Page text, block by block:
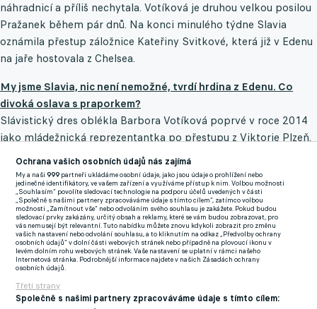
náhradnicí a příliš nechytala. Votíková je druhou velkou posilou
Pražanek během pár dnů. Na konci minulého týdne Slavia
oznámila přestup záložnice Kateřiny Svitkové, která již v Edenu
na jaře hostovala z Chelsea.
My jsme Slavia, nic není nemožné, tvrdí hrdina z Edenu. Co
divoká oslava s praporkem?
Slávistický dres oblékla Barbora Votíková poprvé v roce 2014
jako mládežnická reprezentantka po přestupu z Viktorie Plzeň.
Postupně se vypracovala na pozici jedničky nejen v týmu
Slavie, ale také v reprezentačním A-týmu žen, kde má aktuálně
na kontě více než čtyřicet odchytaných zápasů. V barvách
Slavie si zahrála třikrát čtvrtfinále Ligy mistryň, kde stála mezi
třemi tyčemi na stadionu v Edenu proti Barceloně, Wolfsburgu
nebo Bayernu Mnichov.
Naposledy se Votíková v sešívaném dresu předvedla v červnu
roku 2021, kdy odchytala remízové derby proti Spartě v
Horních Měcholupech. Její cesta pokračovala v roce 2021 jako
Ochrana vašich osobních údajů nás zajímá
My a naši999 partneři ukládáme osobní údaje, jako jsou údaje o prohlížení nebo
jedinečné identifikátory, ve vašem zařízení a využíváme přístup k nim. Volbou možnosti
„Souhlasím“ povolíte sledovací technologie na podporu účelů uvedených v části
„Společně s našimi partnery zpracováváme údaje s tímto cílem“, zatímco volbou
možnosti „Zamítnout vše“ nebo odvoláním svého souhlasu je zakážete. Pokud budou
sledovací prvky zakázány, určitý obsah a reklamy, které se vám budou zobrazovat, pro
vás nemusejí být relevantní. Tuto nabídku můžete znovu kdykoli zobrazit pro změnu
vašich nastavení nebo odvolání souhlasu, a to kliknutím na odkaz „Předvolby ochrany
osobních údajů“ v dolní části webových stránek nebo případně na plovoucí ikonu v
levém dolním rohu webových stránek. Vaše nastavení se uplatní v rámci našeho
Internetová stránka. Podrobnější informace najdete v našich Zásadách ochrany
osobních údajů.
Třetí strany
Společně s našimi partnery zpracováváme údaje s tímto cílem: